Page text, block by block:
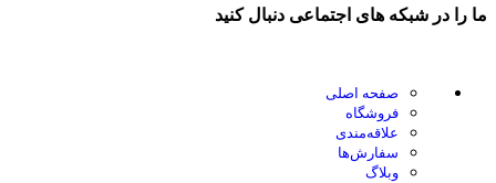
ما را در شبکه های اجتماعی دنبال کنید
صفحه اصلی
فروشگاه
علاقه‌مندی
سفارش‌ها
وبلاگ